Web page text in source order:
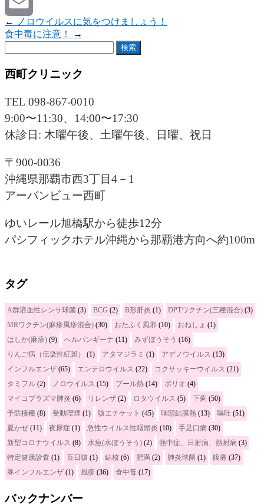
Email
←
ノロウイルスに気をつけましょう！
食中毒に注意！
→
西町クリニック
TEL 098-867-0010
9:00〜11:30、14:00〜17:30
休診日: 木曜午後、土曜午後、日曜、祝日
〒900-0036
沖縄県那覇市西3丁目4－1
アーバンビュー西町
ゆいレール旭橋駅から徒歩12分
パシフィックホテル沖縄から那覇港方向へ約100m
タグ
A群溶血性レンサ球菌 (3) BCG (2) B形肝炎 (1) DPTワクチン(三種混合) (3)
MRワクチン(麻疹風疹混合) (30) おたふく風邪 (10) おねしょ (1)
はしか(麻疹) (9) へルパンギーナ (11) みずぼうそう (16)
りんご病（伝染性紅斑）
(1) アタマジラミ (1) アデノウイルス (13)
インフルエンザ (65) エンテロウイルス (22) コクサッキーウイルス (21)
タミフル (2) ノロウイルス (15) プール熱 (14) ポリオ (4)
マイコプラズマ肺炎 (6) リレンザ (2) ロタウイルス (5) 下痢 (50)
予防接種 (8) 受動喫煙 (1) 咳エチケット (45) 咽頭結膜熱 (13) 嘔吐 (51)
夏かぜ(11) 夜尿症 (1) 急性ウイルス性咽頭炎 (10) 手足口病 (30)
新型コロナウイルス (8) 水痘(水ぼうそう) (2) 熱中症、日射病、熱射病 (3)
特定健康診査 (1) 百日咳 (1) 結核 (6) 肥満 (2) 肺炎球菌 (1) 腹痛 (37)
豚インフルエンザ (1) 風疹 (36) 食中毒 (17)
バックナンバー